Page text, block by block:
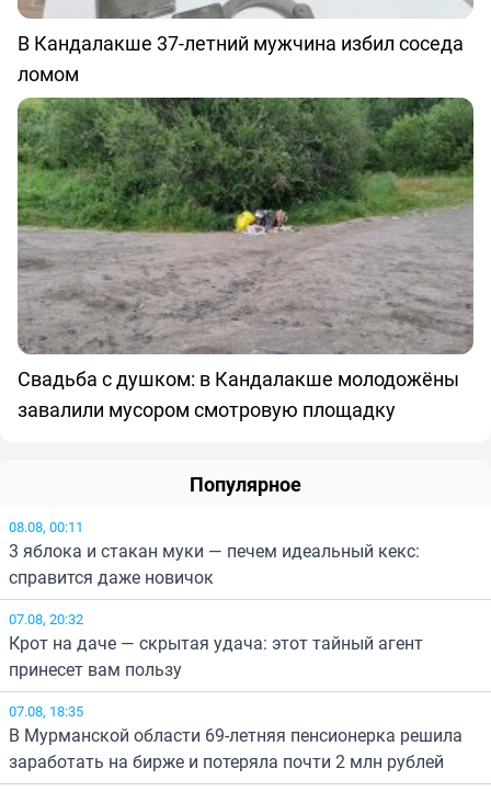
В Кандалакше 37-летний мужчина избил соседа
ломом
Свадьба с душком: в Кандалакше молодожёны
завалили мусором смотровую площадку
Популярное
08.08, 00:11
3 яблока и стакан муки — печем идеальный кекс:
справится даже новичок
07.08, 20:32
Крот на даче — скрытая удача: этот тайный агент
принесет вам пользу
07.08, 18:35
В Мурманской области 69-летняя пенсионерка решила
заработать на бирже и потеряла почти 2 млн рублей